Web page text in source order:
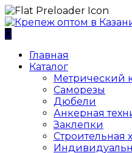
0
Главная
Каталог
Метрический
Саморезы
Дюбели
Анкерная
Заклепки
Строительная